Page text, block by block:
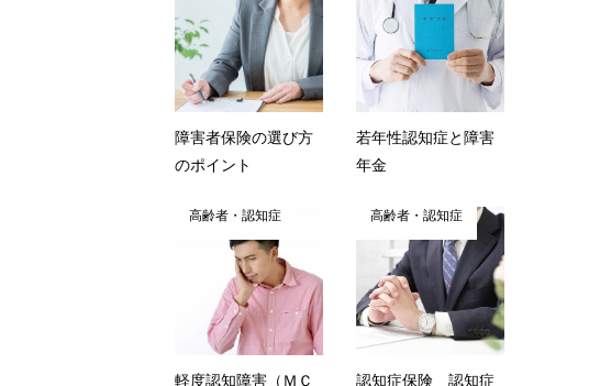
障害者保険の選び方
のポイント
若年性認知症と障害
年金
高齢者・認知症
軽度認知障害（ＭＣ
高齢者・認知症
認知症保険 認知症